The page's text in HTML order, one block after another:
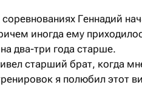
Геннадий
иногда ему
два-три года старше.
старший брат, когда
я полюбил этот